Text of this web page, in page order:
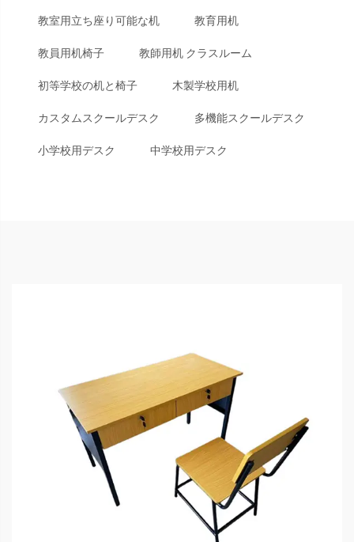
教室用立ち座り可能な机 教育用机
教員用机椅子 教師用机 クラスルーム
初等学校の机と椅子 木製学校用机
カスタムスクールデスク 多機能スクールデスク
小学校用デスク 中学校用デスク